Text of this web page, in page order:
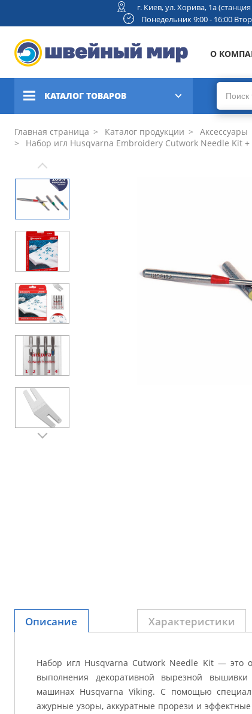
г. Киев, ул. Хорива, 1а
Понедельник 9:00 - 16:00
О
КАТАЛОГ ТОВАРОВ
Швейные машины
Коверлоки, оверлоки,
плоскошовные машины
Вязальные машины
Аксессуары
Бренды
Главная страница Каталог продукции Аксессуары
Набор игл Husqvarna Embroidery Cutwork Needle Kit +
Описание Характеристики
Набор игл Husqvarna Cutwork Needle Kit — это
выполнения декоративной вырезной
машинах Husqvarna Viking. С помощью
ажурные узоры, аккуратные прорези и